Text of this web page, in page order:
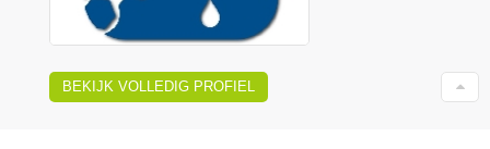
BEKIJK VOLLEDIG PROFIEL